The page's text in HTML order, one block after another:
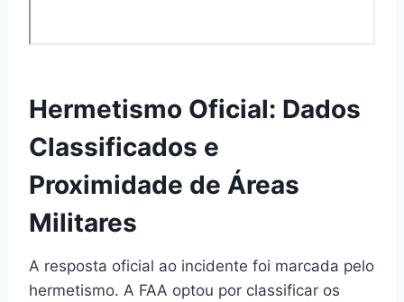
Hermetismo Oficial: Dados
Classificados e
Proximidade de Áreas
Militares
A resposta oficial ao incidente foi marcada pelo
hermetismo. A FAA optou por classificar os